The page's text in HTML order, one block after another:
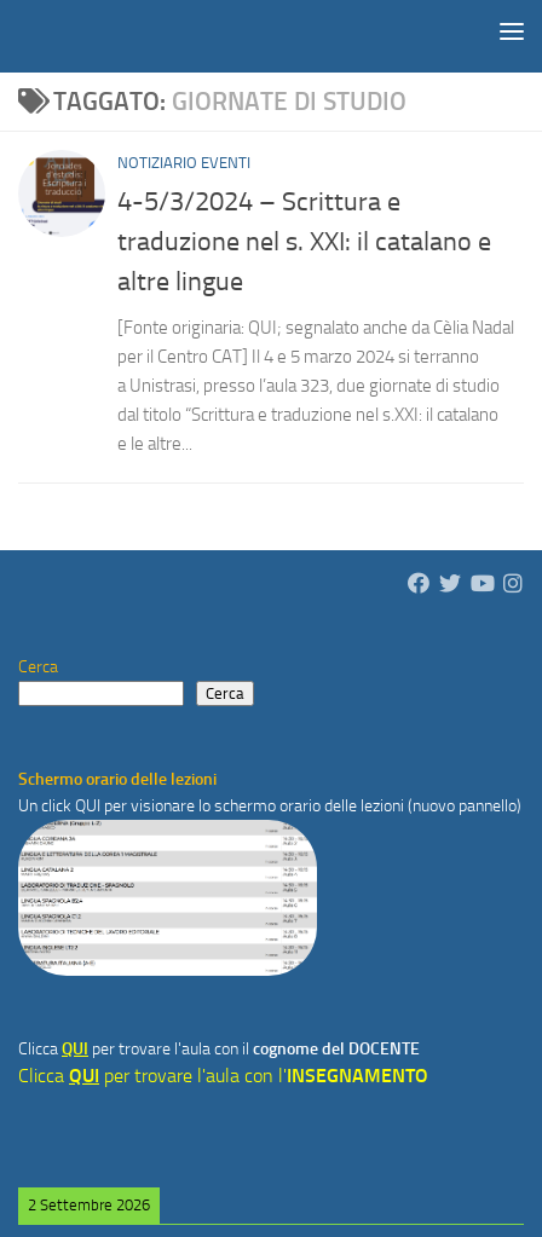
TAGGATO: GIORNATE DI STUDIO
NOTIZIARIO EVENTI
4-5/3/2024 – Scrittura e
traduzione nel s. XXI: il catalano e
altre lingue
[Fonte originaria: QUI; segnalato anche da Cèlia Nadal
per il Centro CAT] Il 4 e 5 marzo 2024 si terranno
a Unistrasi, presso l’aula 323, due giornate di studio
dal titolo “Scrittura e traduzione nel s.XXI: il catalano
e le altre...
Cerca
Cerca
Schermo orario delle lezioni
Un click QUI per visionare lo schermo orario delle lezioni (nuovo pannello)
CliccaQUI per trovare l'aula con il cognome del DOCENTE
Clicca QUI per trovare l'aula con l'INSEGNAMENTO
2 Settembre 2026